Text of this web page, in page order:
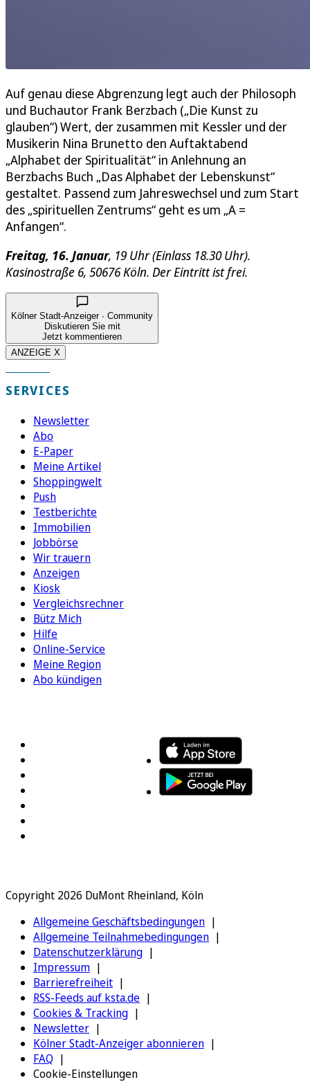
Auf genau diese Abgrenzung legt auch der Philosoph
und Buchautor Frank Berzbach („Die Kunst zu
glauben“) Wert, der zusammen mit Kessler und der
Musikerin Nina Brunetto den Auftaktabend
„Alphabet der Spiritualität“ in Anlehnung an
Berzbachs Buch „Das Alphabet der Lebenskunst“
gestaltet. Passend zum Jahreswechsel und zum Start
des „spirituellen Zentrums“ geht es um „A =
Anfangen“.
Freitag, 16. Januar, 19 Uhr (Einlass 18.30 Uhr).
Kasinostraße 6, 50676 Köln. Der Eintritt ist frei.
Kölner Stadt-Anzeiger · Community
Diskutieren Sie mit
Jetzt kommentieren
ANZEIGE X
SERVICES
Newsletter
Abo
E-Paper
Meine Artikel
Shoppingwelt
Push
Testberichte
Immobilien
Jobbörse
Wir trauern
Anzeigen
Kiosk
Vergleichsrechner
Bütz Mich
Hilfe
Online-Service
Meine Region
Abo kündigen
Copyright 2026 DuMont Rheinland, Köln
Allgemeine Geschäftsbedingungen
Allgemeine Teilnahmebedingungen
Datenschutzerklärung
Impressum
Barrierefreiheit
RSS-Feeds auf ksta.de
Cookies & Tracking
Newsletter
Kölner Stadt-Anzeiger abonnieren
FAQ
Cookie-Einstellungen